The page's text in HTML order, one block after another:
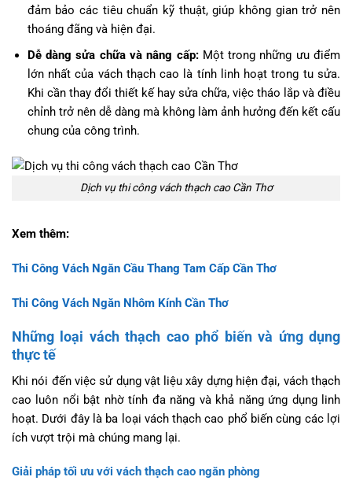
đảm bảo các tiêu chuẩn kỹ thuật, giúp không gian trở nên
thoáng đãng và hiện đại.
Dễ dàng sửa chữa và nâng cấp:Một trong những ưu điểm
lớn nhất của vách thạch cao là tính linh hoạt trong tu sửa.
Khi cần thay đổi thiết kế hay sửa chữa, việc tháo lắp và điều
chỉnh trở nên dễ dàng mà không làm ảnh hưởng đến kết cấu
chung của công trình.
Dịch vụ thi công vách thạch cao Cần Thơ
Xem thêm:
Thi Công Vách Ngăn Cầu Thang Tam Cấp Cần Thơ
Thi Công Vách Ngăn Nhôm Kính Cần Thơ
Những loại vách thạch cao phổ biến và ứng dụng
thực tế
Khi nói đến việc sử dụng vật liệu xây dựng hiện đại, vách thạch
cao luôn nổi bật nhờ tính đa năng và khả năng ứng dụng linh
hoạt. Dưới đây là ba loại vách thạch cao phổ biến cùng các lợi
ích vượt trội mà chúng mang lại.
Giải pháp tối ưu với vách thạch cao ngăn phòng